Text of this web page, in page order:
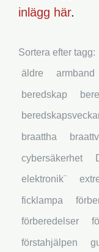
inlägg här.
Sortera efter tagg:
äldre armband
beredskap
braattha
cybersäkerhet
elektronik¨
ficklampa
förberedelser
förstahjälpen